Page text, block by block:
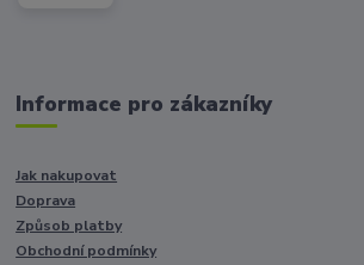
Informace pro zákazníky
Jak nakupovat
Doprava
Způsob platby
Obchodní podmínky